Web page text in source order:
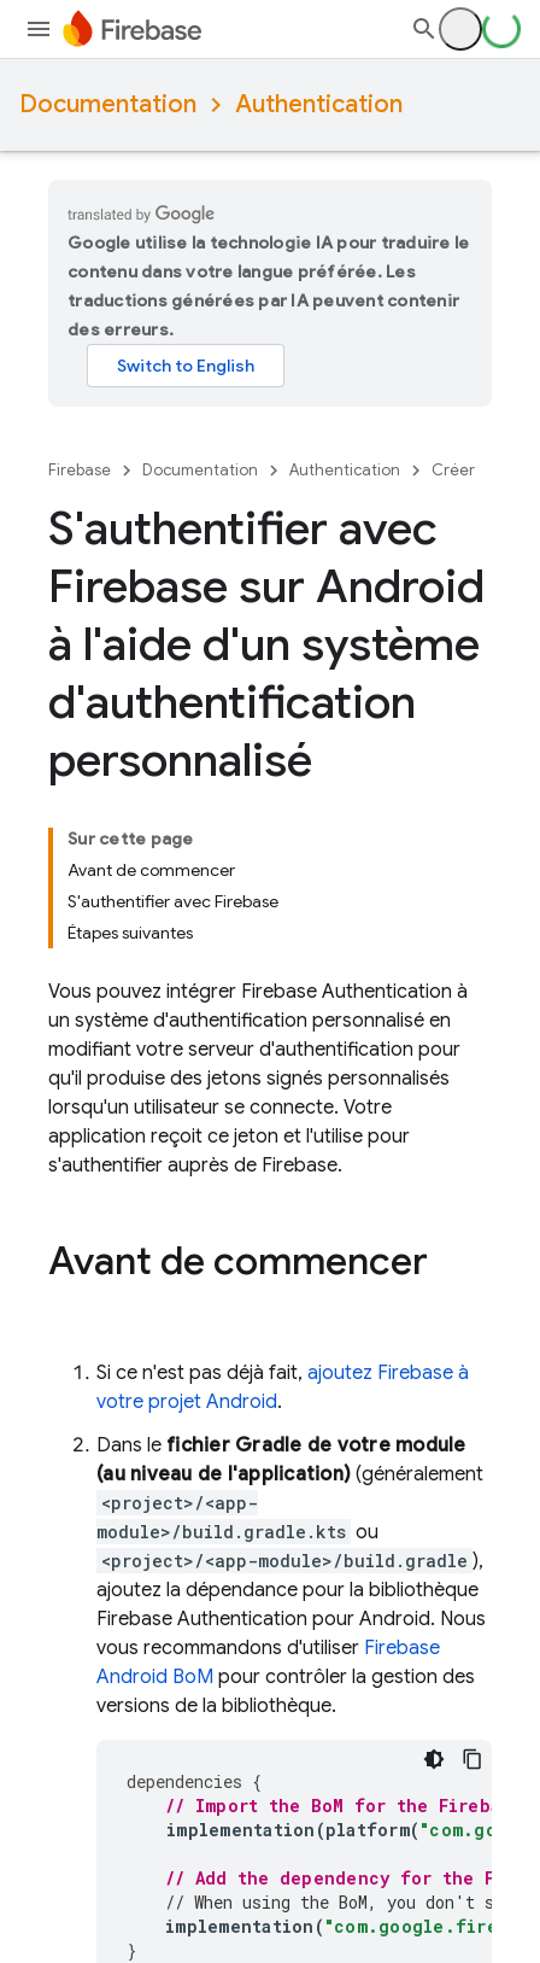
Documentation Authentication
Google utilise la technologie IA pour traduire le
contenu dans votre langue préférée. Les
traductions générées par IA peuvent contenir
des erreurs.
Firebase Documentation Authentication Créer
S'authentifier avec
Firebase sur Android
à l'aide d'un système
d'authentification
personnalisé
Sur cette page
Avant de commencer
S'authentifier avec Firebase
Étapes suivantes
Vous pouvez intégrer Firebase Authentication à
un système d'authentification personnalisé en
modifiant votre serveur d'authentification pour
qu'il produise des jetons signés personnalisés
lorsqu'un utilisateur se connecte. Votre
application reçoit ce jeton et l'utilise pour
s'authentifier auprès de Firebase.
Avant de commencer
Si ce n'est pas déjà fait, ajoutez Firebase à
votre projet Android.
Dans le fichier Gradle de votre module
(au niveau de l'application) (généralement
<project>/<app-
module>/build.gradle.kts ou
<project>/<app-module>/build.gradle ),
ajoutez la dépendance pour la bibliothèque
Firebase Authentication pour Android. Nous
vous recommandons d'utiliser Firebase
Android BoM pour contrôler la gestion des
versions de la bibliothèque.
dependencies {
// Import the BoM for the Firebase
implementation (platform(
// Add the dependency for the
// When using the BoM, you don't
implementation (
}